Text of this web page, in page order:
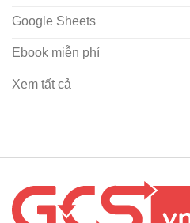
Google Sheets
Ebook miễn phí
Xem tất cả